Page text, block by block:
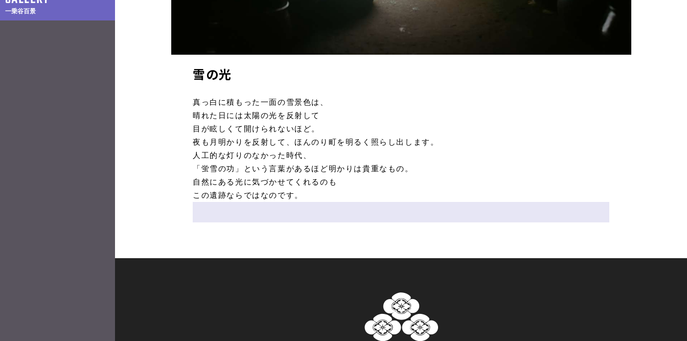
一乗谷百景
雪の光
真っ白に積もった一面の雪景色は、
晴れた日には太陽の光を反射して
目が眩しくて開けられないほど。
夜も月明かりを反射して、ほんのり町を明るく照らし出します。
人工的な灯りのなかった時代、
「蛍雪の功」という言葉があるほど明かりは貴重なもの。
自然にある光に気づかせてくれるのも
この遺跡ならではなのです。